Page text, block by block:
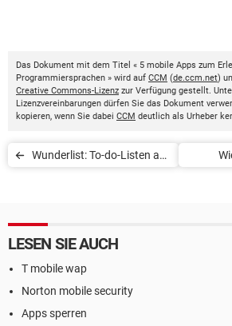
Das Dokument mit dem Titel « 5 mobile Apps zum
Programmiersprachen » wird auf CCM (de.ccm.net)
Creative Commons-Lizenz zur Verfügung gestellt.
Lizenzvereinbarungen dürfen Sie das Dokument
kopieren, wenn Sie dabei CCM deutlich als Urheber
Wunderlist: To-do-Listen auf
LESEN SIE AUCH
T mobile wap
Norton mobile security
Apps sperren